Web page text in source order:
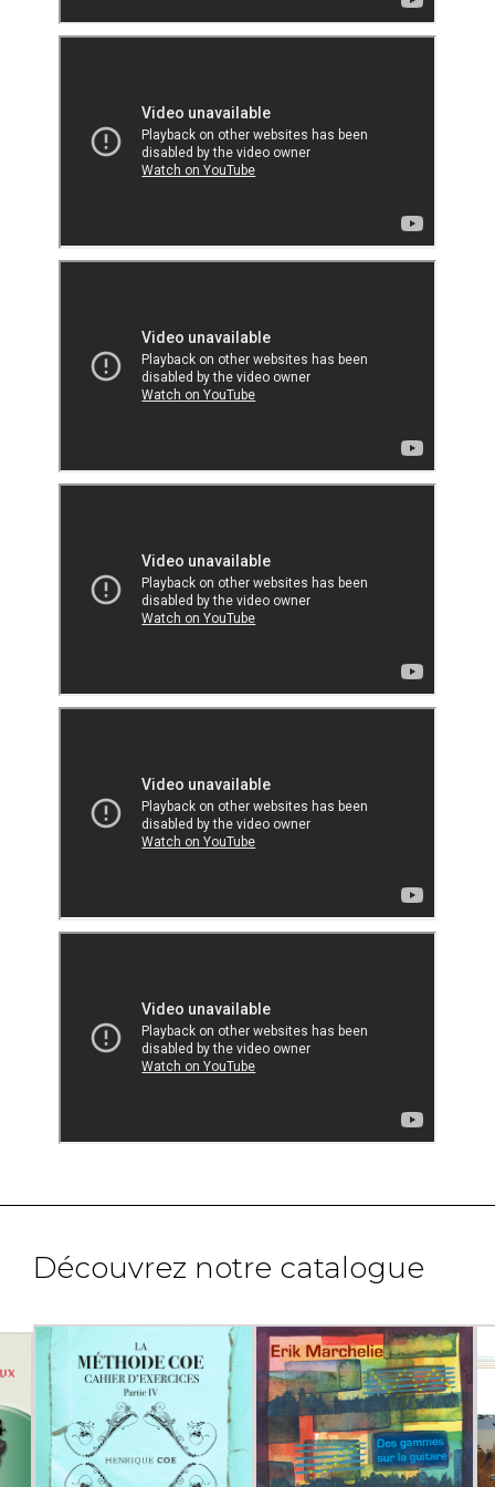
Découvrez notre catalogue